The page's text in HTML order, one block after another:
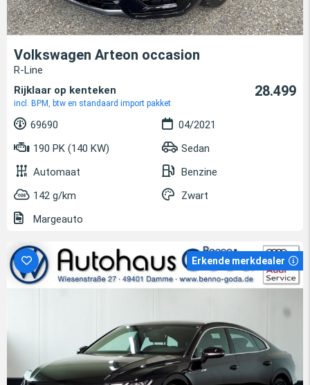
Volkswagen Arteon occasion
R-Line
Rijklaar op kenteken
incl. BPM, btw en standaard import pakket
28.499
69690
04/2021
190 PK (140 KW)
Sedan
Automaat
Benzine
142 g/km
Zwart
Margeauto
Erkende merkdealer